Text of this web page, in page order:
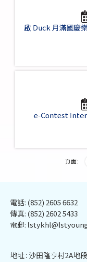
啟 Duck 月滿國慶
e-Contest
頁面:
電話: (852) 2605 6632
傳真: (852) 2602 5433
電郵:
地址 : 沙田隆亨村2A地段